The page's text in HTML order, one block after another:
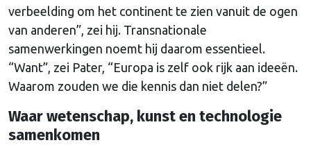
verbeelding om het continent te zien vanuit de ogen
van anderen”, zei hij. Transnationale
samenwerkingen noemt hij daarom essentieel.
“Want”, zei Pater, “Europa is zelf ook rijk aan ideeën.
Waarom zouden we die kennis dan niet delen?”
Waar wetenschap, kunst en technologie
samenkomen